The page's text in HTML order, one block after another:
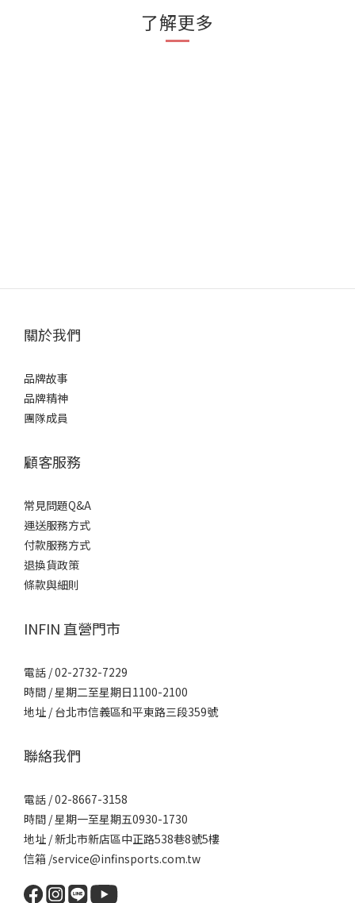
了解更多
關於我們
品牌故事
品牌精神
團隊成員
顧客服務
常見問題Q&A
運送服務方式
付款服務方式
退換貨政策
條款與細則
INFIN 直營門市
電話 / 02-2732-7229
時間 / 星期二至星期日1100-2100
地址 / 台北市信義區和平東路三段359號
聯絡我們
電話 / 02-8667-3158
時間 / 星期一至星期五0930-1730
地址 / 新北市新店區中正路538巷8號5樓
信箱 /service@infinsports.com.tw